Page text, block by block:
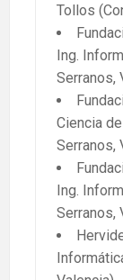
Tollos
Ing.
Serranos,
Ciencia
Serranos,
Ing.
Serranos,